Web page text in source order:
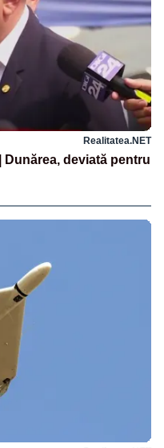
Realitatea.NET
Dunărea, deviată pentru